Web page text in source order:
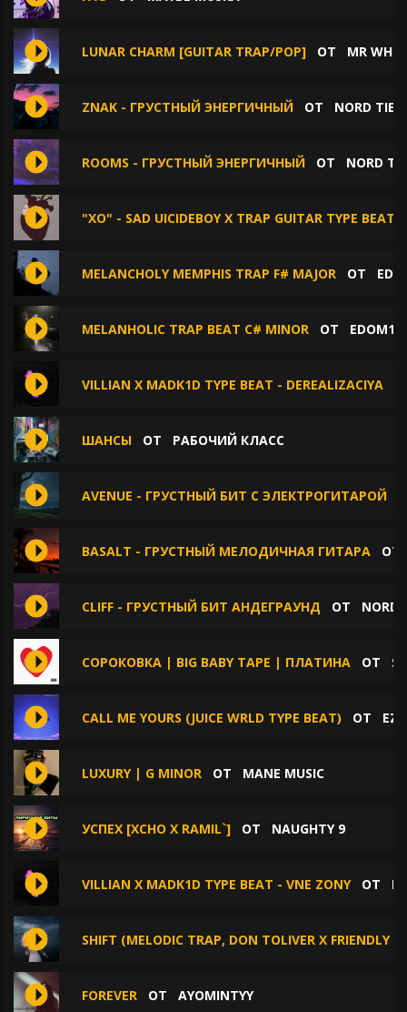
LUNAR CHARM [GUITAR TRAP/POP] ОТ MR
ZNAK - ГРУСТНЫЙ ЭНЕРГИЧНЫЙ ОТ NORD TIE
ROOMS - ГРУСТНЫЙ ЭНЕРГИЧНЫЙ ОТ NORD TIE
"XO" - SAD UICIDEBOY X TRAP GUITAR TYPE BEAT
MELANCHOLY MEMPHIS TRAP F# MAJOR ОТ
MELANHOLIC TRAP BEAT C# MINOR ОТ
VILLIAN X MADK1D TYPE BEAT - DEREALIZACIYA
ШАНСЫ ОТ РАБОЧИЙ КЛАСС
AVENUE - ГРУСТНЫЙ БИТ С ЭЛЕКТРОГИТАРОЙ
BASALT - ГРУСТНЫЙ МЕЛОДИЧНАЯ ГИТАРА
CLIFF - ГРУСТНЫЙ БИТ АНДЕГРАУНД ОТ NORD
СОРОКОВКА | BIG BABY TAPE | ПЛАТИНА ОТ
CALL ME YOURS (JUICE WRLD TYPE BEAT) ОТ
LUXURY | G MINOR ОТ MANE MUSIC
УСПЕХ [XCHO Х RAMIL`] ОТ NAUGHTY 9
VILLIAN X MADK1D TYPE BEAT - VNE ZONY ОТ
SHIFT (MELODIC TRAP, DON TOLIVER X FRIENDLY
FOREVER ОТ AYOMINTYY